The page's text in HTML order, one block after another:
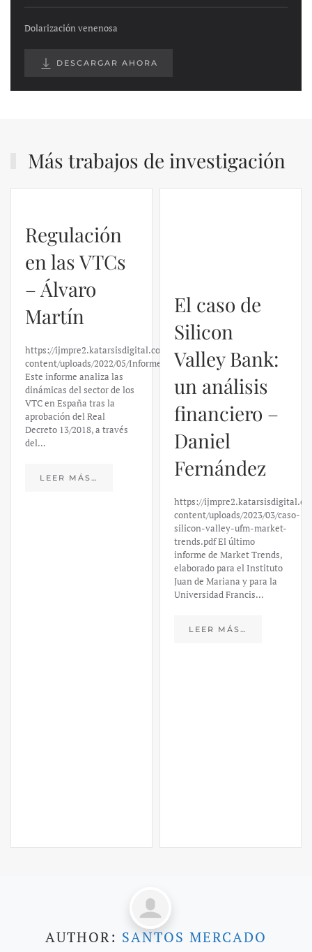
Dolarización venenosa
DESCARGAR AHORA
Más trabajos de investigación
Regulación
en las VTCs
– Álvaro
Martín
https://ijmpre2.katarsisdigital.com/wp-
content/uploads/2022/05/Informe_sobre_las_VTC.pdf
Este informe analiza las
dinámicas del sector de los
VTC en España tras la
aprobación del Real
Decreto 13/2018, a través
del…
LEER MÁS…
un análisis
financiero –
Daniel
Fernández
https://
content/uploads/2023/03/caso-
silicon-valley-ufm-market-
trends.pdf El último
elaborado para el Instituto
Juan de Mariana y para la
Universidad Francis…
LEER MÁS…
AUTHOR: SANTOS MERCADO